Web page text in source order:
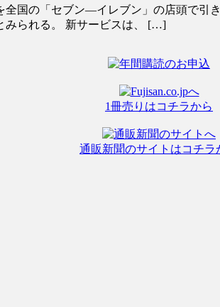
全国の「セブン―イレブン」の店頭で
みられる。 新サービスは、 […]
1冊売りはコチラから
通販新聞のサイトはコチラ